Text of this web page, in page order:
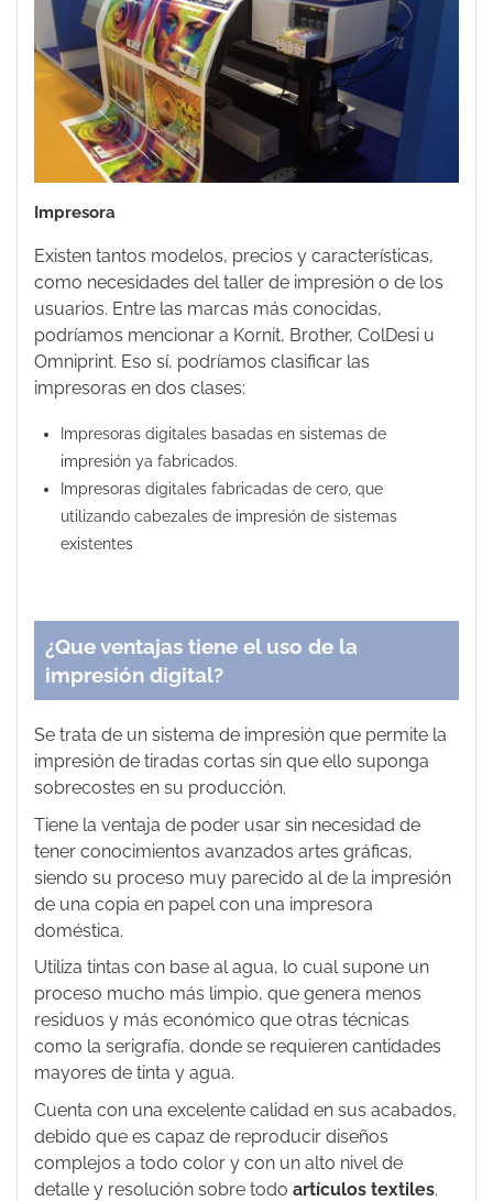
Impresora
Existen tantos modelos, precios y características,
como necesidades del taller de impresión o de los
usuarios. Entre las marcas más conocidas,
podríamos mencionar a Kornit, Brother, ColDesi u
Omniprint. Eso sí, podríamos clasificar las
impresoras en dos clases:
Impresoras digitales basadas en sistemas de
impresión ya fabricados.
Impresoras digitales fabricadas de cero, que
utilizando cabezales de impresión de sistemas
existentes
¿Que ventajas tiene el uso de la
impresión digital?
Se trata de un sistema de impresión que permite la
impresión de tiradas cortas sin que ello suponga
sobrecostes en su producción.
Tiene la ventaja de poder usar sin necesidad de
tener conocimientos avanzados artes gráficas,
siendo su proceso muy parecido al de la impresión
de una copia en papel con una impresora
doméstica.
Utiliza tintas con base al agua, lo cual supone un
proceso mucho más limpio, que genera menos
residuos y más económico que otras técnicas
como la serigrafía, donde se requieren cantidades
mayores de tinta y agua.
Cuenta con una excelente calidad en sus acabados,
debido que es capaz de reproducir diseños
complejos a todo color y con un alto nivel de
detalle y resolución sobre todo artículos textiles.